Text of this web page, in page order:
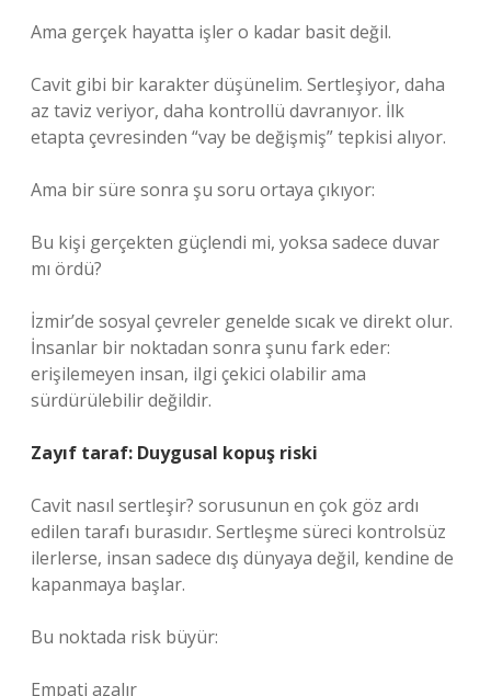
Ama gerçek hayatta işler o kadar basit değil.
Cavit gibi bir karakter düşünelim. Sertleşiyor, daha
az taviz veriyor, daha kontrollü davranıyor. İlk
etapta çevresinden “vay be değişmiş” tepkisi alıyor.
Ama bir süre sonra şu soru ortaya çıkıyor:
Bu kişi gerçekten güçlendi mi, yoksa sadece duvar
mı ördü?
İzmir’de sosyal çevreler genelde sıcak ve direkt olur.
İnsanlar bir noktadan sonra şunu fark eder:
erişilemeyen insan, ilgi çekici olabilir ama
sürdürülebilir değildir.
Zayıf taraf: Duygusal kopuş riski
Cavit nasıl sertleşir? sorusunun en çok göz ardı
edilen tarafı burasıdır. Sertleşme süreci kontrolsüz
ilerlerse, insan sadece dış dünyaya değil, kendine de
kapanmaya başlar.
Bu noktada risk büyür:
Empati azalır